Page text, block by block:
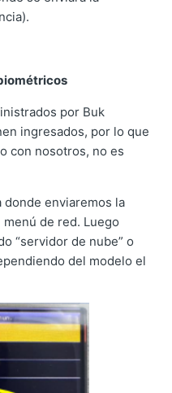
por Buk
ingresados, por lo que
con nosotros, no es
donde enviaremos la
de red. Luego
“servidor de nube” o
del modelo el